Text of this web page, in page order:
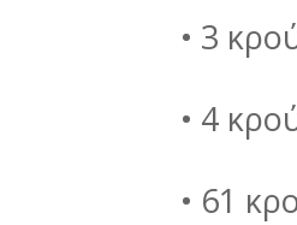
• 3
• 4
• 61